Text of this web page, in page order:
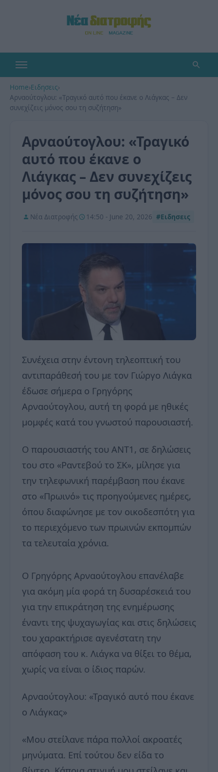
Home›Ειδησεις›
Αρναούτογλου: «Τραγικό αυτό που έκανε ο Λιάγκας – Δεν
συνεχίζεις μόνος σου τη συζήτηση»
Αρναούτογλου: «Τραγικό
αυτό που έκανε ο
Λιάγκας – Δεν συνεχίζεις
μόνος σου τη συζήτηση»
Νέα Διατροφής 14:50 - June 20, 2026 #Ειδησεις
Συνέχεια στην έντονη τηλεοπτική του
αντιπαράθεσή του με τον Γιώργο Λιάγκα
έδωσε σήμερα ο Γρηγόρης
Αρναούτογλου, αυτή τη φορά με ηθικές
μομφές κατά του γνωστού παρουσιαστή.
Ο παρουσιαστής του ΑΝΤ1, σε δηλώσεις
του στο «Ραντεβού το ΣΚ», μίλησε για
την τηλεφωνική παρέμβαση που έκανε
στο «Πρωινό» τις προηγούμενες ημέρες,
όπου διαφώνησε με τον οικοδεσπότη για
το περιεχόμενο των πρωινών εκπομπών
τα τελευταία χρόνια.
Ο Γρηγόρης Αρναούτογλου επανέλαβε
για ακόμη μία φορά τη δυσαρέσκειά του
για την επικράτηση της ενημέρωσης
έναντι της ψυχαγωγίας και στις δηλώσεις
του χαρακτήρισε αγενέστατη την
απόφαση του κ. Λιάγκα να θίξει το θέμα,
χωρίς να είναι ο ίδιος παρών.
Αρναούτογλου: «Τραγικό αυτό που έκανε
ο Λιάγκας»
«Μου στείλανε πάρα πολλοί ακροατές
μηνύματα. Επί τούτου δεν είδα το